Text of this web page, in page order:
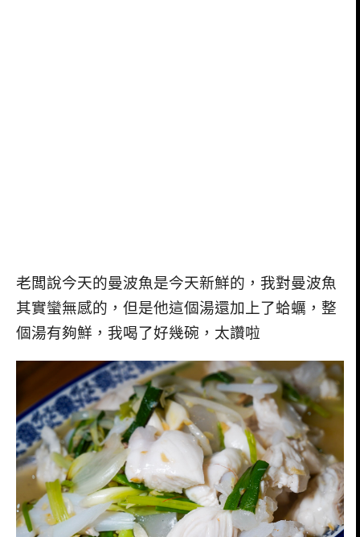
老闆說今天的曼波魚是今天新鮮的，我對曼波魚
其實蠻無感的，但是他這個湯還加上了蛤蠣，整
個湯有夠鮮，我喝了好幾碗，太讚啦